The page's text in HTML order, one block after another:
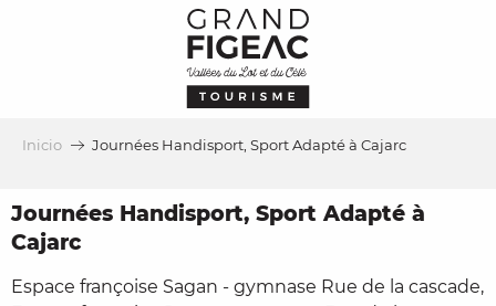
Inicio Journées Handisport, Sport Adapté à Cajarc
Journées Handisport, Sport Adapté à
Cajarc
Espace françoise Sagan - gymnase Rue de la cascade,